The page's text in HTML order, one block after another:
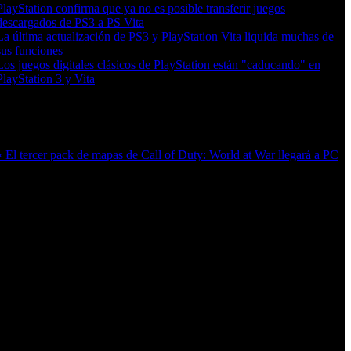
confirma que ya no es posible transferir juegos
de PS3 a PS Vita
última actualización de PS3 y PlayStation Vita liquida muchas de
funciones
juegos digitales clásicos de PlayStation están "caducando" en
3 y Vita
El tercer pack de mapas de Call of Duty: World at War llegará a PC